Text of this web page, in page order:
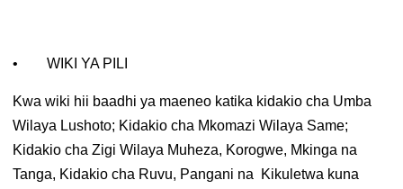
• WIKI YA PILI
Kwa wiki hii baadhi ya maeneo katika kidakio cha Umba
Wilaya Lushoto; Kidakio cha Mkomazi Wilaya Same;
Kidakio cha Zigi Wilaya Muheza, Korogwe, Mkinga na
Tanga, Kidakio cha Ruvu, Pangani na Kikuletwa kuna